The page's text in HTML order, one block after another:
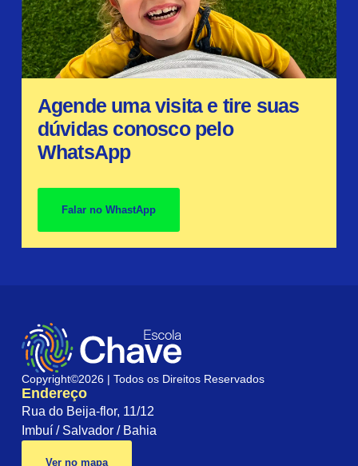
Agende uma visita e tire suas
dúvidas conosco pelo
WhatsApp
Falar no WhastApp
Copyright©2026 | Todos os Direitos Reservados
Endereço
Rua do Beija-flor, 11/12
Imbuí / Salvador / Bahia
Ver no mapa